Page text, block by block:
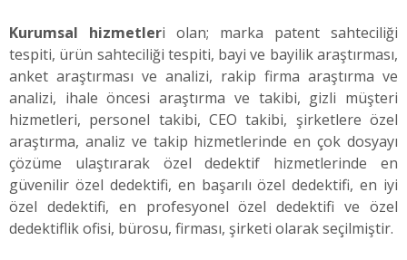
Kurumsal hizmetleri olan; marka patent sahteciliği
tespiti, ürün sahteciliği tespiti, bayi ve bayilik araştırması,
anket araştırması ve analizi, rakip firma araştırma ve
analizi, ihale öncesi araştırma ve takibi, gizli müşteri
hizmetleri, personel takibi, CEO takibi, şirketlere özel
araştırma, analiz ve takip hizmetlerinde en çok dosyayı
çözüme ulaştırarak özel dedektif hizmetlerinde en
güvenilir özel dedektifi, en başarılı özel dedektifi, en iyi
özel dedektifi, en profesyonel özel dedektifi ve özel
dedektiflik ofisi, bürosu, firması, şirketi olarak seçilmiştir.